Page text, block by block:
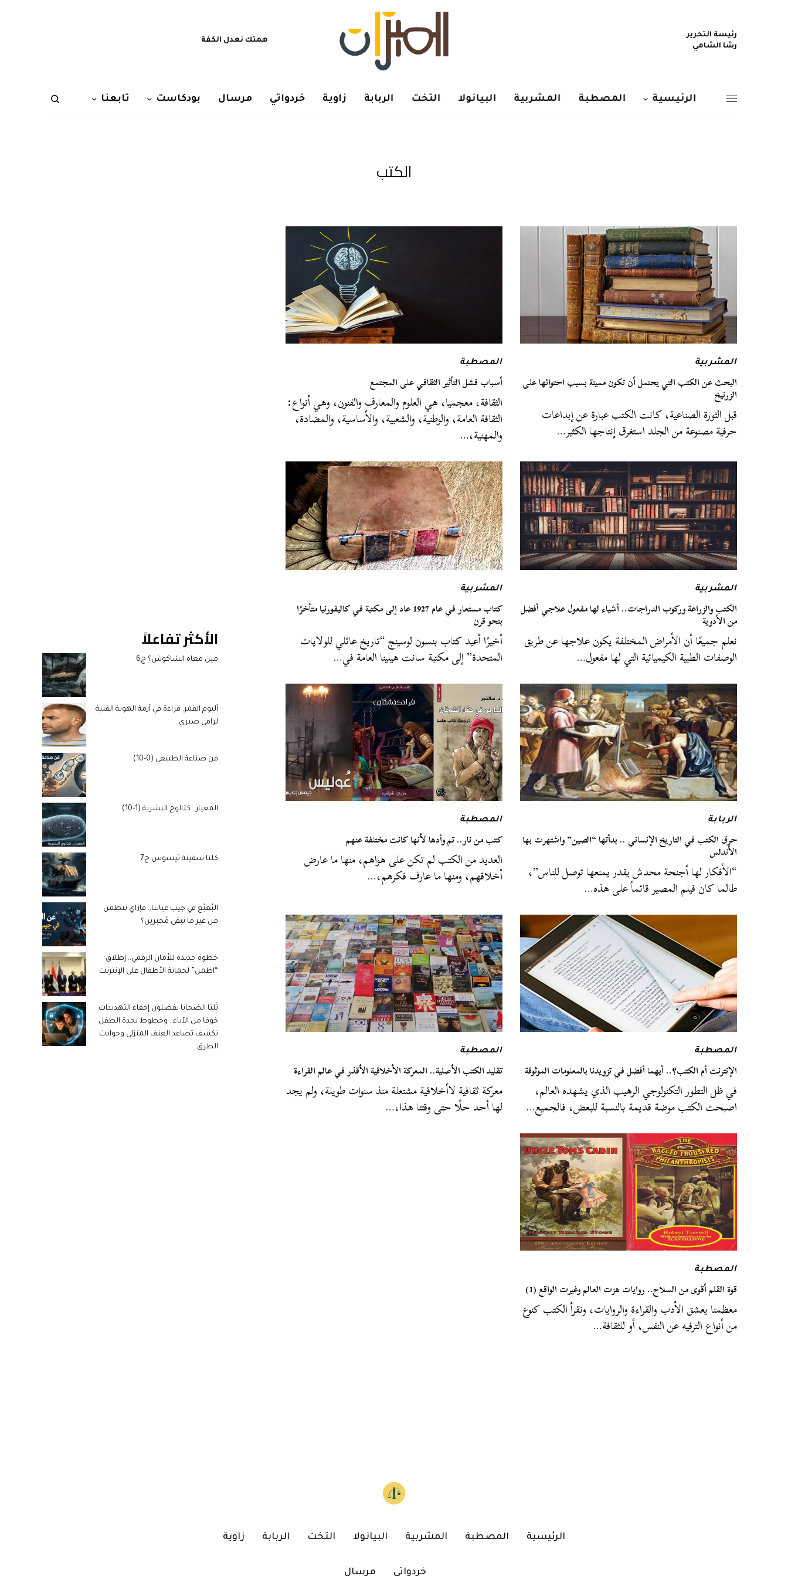
رئيسة التحرير
رشا الشامي
همتك نعدل الكفة
الرئيسية المصطبة المشربية البيانولا التخت الربابة زاوية خردواتي مرسال بودكاست تابعنا
الكتب
المشربية
البحث عن الكتب التي يحتمل أن تكون مميتة بسبب احتوائها على
الزرنيخ
قبل الثورة الصناعية، كانت الكتب عبارة عن إبداعات
حرفية مصنوعة من الجلد استغرق إنتاجها الكثير…
المصطبة
أسباب فشل التأثير الثقافي على المجتمع
الثقافة، معجميا، هي العلوم والمعارف والفنون، وهي أنواع:
الثقافة العامة، والوطنية، والشعبية، والأساسية، والمضادة،
والمهنية،…
المشربية
الكتب والزراعة وركوب الدراجات.. أشياء لها مفعول علاجي أفضل
من الأدوية
نعلم جميعًا أن الأمراض المختلفة يكون علاجها عن طريق
الوصفات الطبية الكيميائية التي لها مفعول…
المشربية
كتاب مستعار في عام 1927 عاد إلى مكتبة في كاليفورنيا متأخرًا
بنحو قرن
أخيرًا أعيد كتاب بنسون لوسينج “تاريخ عائلي للولايات
المتحدة” إلى مكتبة سانت هيلينا العامة في…
الربابة
حرق الكتب في التاريخ الإنساني .. بدأتها “الصين” واشتهرت بها
الأندلس
“الأفكار لها أجنحة محدش يقدر يمنعها توصل للناس”،
طالما كان فيلم المصير قائماً على هذه…
المصطبة
كتب من نار.. تم وأدها لأنها كانت مختلفة عنهم
العديد من الكتب لم تكن على هواهم، منها ما عارض
أخلاقهم، ومنها ما عارف فكرهم،…
المصطبة
الإنترنت أم الكتب؟.. أيهما أفضل في تزويدنا بالمعلومات الموثوقة
في ظل التطور التكنولوجي الرهيب الذي يشهده العالم،
اصبحت الكتب موضة قديمة بالنسبة للبعض، فالجميع…
المصطبة
تقليد الكتب الأصلية.. المعركة الأخلاقية الأقذر في عالم القراءة
معركة ثقافية لاأخلاقية مشتعلة منذ سنوات طويلة، ولم يجد
لها أحد حلًا حتى وقتنا هذا،…
المصطبة
قوة القلم أقوى من السلاح.. روايات هزت العالم وغيرت الواقع (1)
معظمنا يعشق الأدب والقراءة والروايات، ونقرأ الكتب كنوع
من أنواع الترفيه عن النفس، أو للثقافة…
الأكثر تفاعلاً
مين معاه الشاكوش؟ ج6
ألبوم القمر: قراءة في أزمة الهوية الفنية
لرامي صبري
فن صناعة الطبيعي (0-10)
المعيار.. كتالوج البشرية (1-10)
كلنا سفينة ثيسوس ج7
البُعبُع في جيب عيالنا.. فإزاي نتطمن
من غير ما نبقى مُخبرين؟
خطوة جديدة للأمان الرقمي.. إطلاق
“اطمن” لحماية الأطفال على الإنترنت
ثُلثا الضحايا يفضلون إخفاء التهديدات
خوفا من الآباء.. وخطوط نجدة الطفل
تكشف تصاعد العنف المنزلي وحوادث
الطرق
الرئيسية المصطبة المشربية البيانولا التخت الربابة زاوية
خردواتي مرسال